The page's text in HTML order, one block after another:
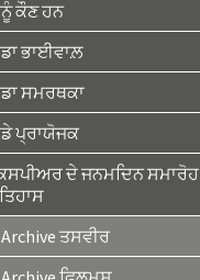
ਕੌਣ ਹਨ
ਭਾਈਵਾਲ਼
ਸਮਰਥਕਾ
ਪ੍ਰਾਯੋਜਕ
ਦੇ ਜਨਮਦਿਨ ਸਮਾਰੋਹ
Archive ਤਸਵੀਰ